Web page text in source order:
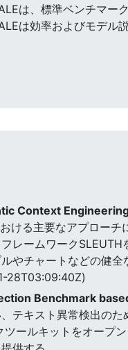
は、標準ベンチマ
は効率およびモデ
Context
ける主要なアプロー
レームワーク
やチャートなどの健
28T03:09:40Z)
Benchmark
テキスト異常検出の
ールキットをオープ